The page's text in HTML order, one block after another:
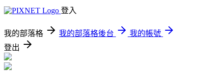
登入
我的部落格 我的部落格後台
我的帳號
登出